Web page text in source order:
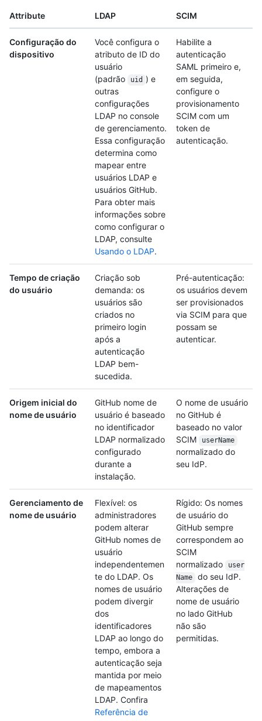
Attribute LDAP SCIM
Configuração do
dispositivo
Você configura o
atributo de ID do
usuário
(padrão
uid ) e
outras
configurações
LDAP no console
de gerenciamento.
Essa configuração
determina como
mapear entre
usuários LDAP e
usuários GitHub.
Para obter mais
informações sobre
como configurar o
LDAP, consulte
Usando o LDAP.
Habilite a
autenticação
SAML primeiro e,
em seguida,
configure o
provisionamento
SCIM com um
token de
autenticação.
Tempo de criação
do usuário
Criação sob
demanda: os
usuários são
criados no
primeiro login
após a
autenticação
LDAP bem-
sucedida.
Pré-autenticação:
os usuários devem
ser provisionados
via SCIM para que
possam se
autenticar.
Origem inicial do
nome de usuário
GitHub nome de
usuário é baseado
no identificador
LDAP normalizado
configurado
durante a
instalação.
O nome de usuário
no GitHub é
baseado no valor
SCIM
userName
normalizado do
seu IdP.
Gerenciamento de
nome de usuário
Flexível: os
administradores
podem alterar
GitHub nomes de
usuário
independentemen
te do LDAP. Os
nomes de usuário
podem divergir
dos
identificadores
LDAP ao longo do
tempo, embora a
autenticação seja
mantida por meio
de mapeamentos
LDAP. Confira
Referência de
Rígido: Os nomes
de usuário do
GitHub sempre
correspondem ao
SCIM
normalizado
user
Name
do seu IdP.
Alterações de
nome de usuário
no lado GitHub
não são
permitidas.